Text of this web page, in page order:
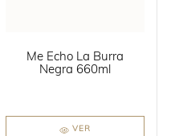
Me Echo La Burra
Negra 660ml
VER